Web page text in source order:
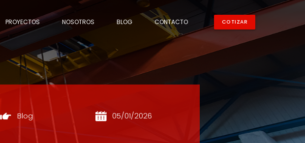
PROYECTOS NOSOTROS BLOG CONTACTO COTIZAR
Blog 05/01/2026